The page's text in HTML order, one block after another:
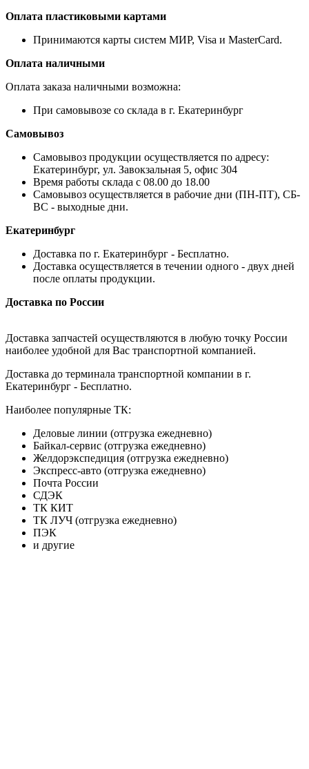
Оплата пластиковыми картами
Принимаются карты систем МИР, Visa и MasterCard.
Оплата наличными
Оплата заказа наличными возможна:
При самовывозе со склада в г. Екатеринбург
Самовывоз
Самовывоз продукции осуществляется по адресу:
Екатеринбург, ул. Завокзальная 5, офис 304
Время работы склада с 08.00 до 18.00
Самовывоз осуществляется в рабочие дни (ПН-ПТ), СБ-
ВС - выходные дни.
Екатеринбург
Доставка по г. Екатеринбург - Бесплатно.
Доставка осуществляется в течении одного - двух дней
после оплаты продукции.
Доставка по России
Доставка запчастей осуществляются в любую точку России
наиболее удобной для Вас транспортной компанией.
Доставка до терминала транспортной компании в г.
Екатеринбург - Бесплатно.
Наиболее популярные ТК:
Деловые линии (отгрузка ежедневно)
Байкал-сервис (отгрузка ежедневно)
Желдорэкспедиция (отгрузка ежедневно)
Экспресс-авто (отгрузка ежедневно)
Почта России
СДЭК
ТК КИТ
ТК ЛУЧ (отгрузка ежедневно)
ПЭК
и другие